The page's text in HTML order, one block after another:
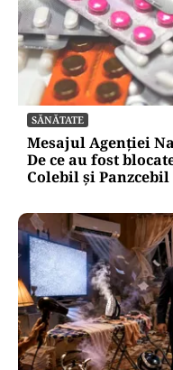
SĂNĂTATE
Mesajul Agenției
De ce au fost
Colebil și Panzcebil